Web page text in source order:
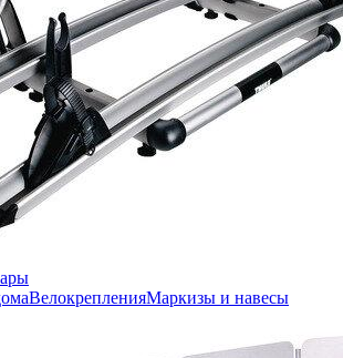
ВелокрепленияМаркизы и навесы